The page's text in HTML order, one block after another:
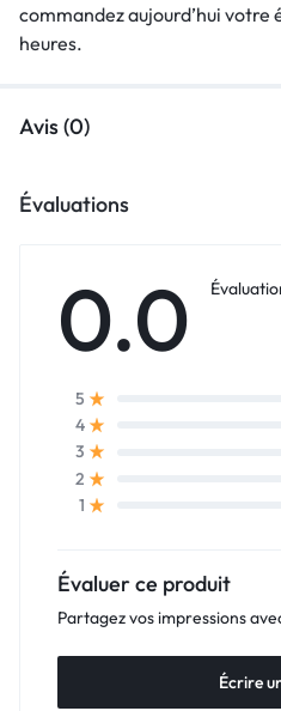
commandez aujourd’hui votre
heures.
Avis (0)
Évaluations
0.0
5
4
3
2
1
Évaluer ce produit
Partagez vos impressions
Écrire